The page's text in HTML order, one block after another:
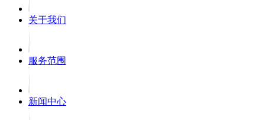
关于我们
服务范围
新闻中心